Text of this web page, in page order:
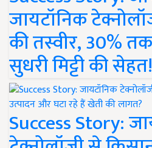
जायटॉनिक
की तस्वीर, 30%
सुधरी मिट्टी की सेहत!
Success Story: